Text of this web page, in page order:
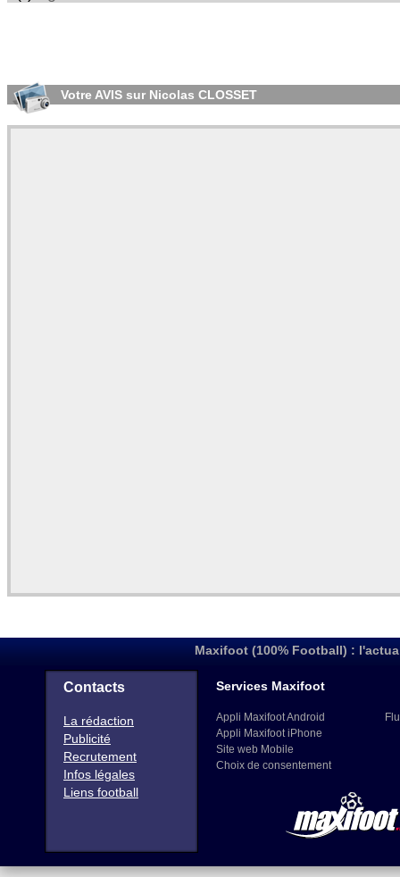
Votre AVIS sur Nicolas CLOSSET
Maxifoot (100% Football) :
Contacts
La rédaction
Publicité
Recrutement
Infos légales
Liens football
Services Maxifoot
Appli Maxifoot Android
Appli Maxifoot iPhone
Site web Mobile
Choix de consentement